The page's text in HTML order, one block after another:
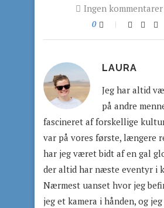
Ingen kommentarer
0
LAURA
Jeg har altid
på andre
fascineret af forskellige
var på vores første, længere
har jeg været bidt af en gal
der altid har næste eventyr i
Nærmest uanset hvor jeg
jeg et kamera i hånden, og